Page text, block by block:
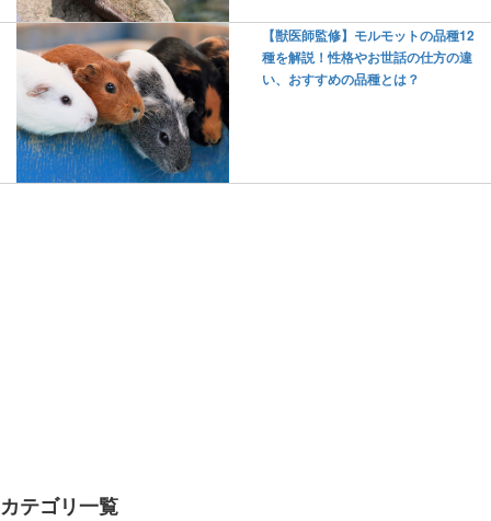
【獣医師監修】モルモットの品種12
種を解説！性格やお世話の仕方の違
い、おすすめの品種とは？
カテゴリ一覧